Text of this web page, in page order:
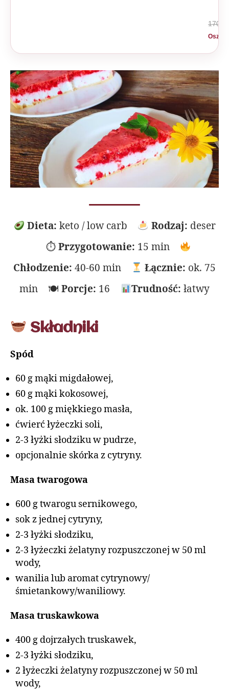
170 zł
Dieta: keto / low carb Rodzaj: deser
⏱ Przygotowanie: 15 min
Chłodzenie: 40-60 min Łącznie: ok. 75
min 🍽Porcje: 16 Trudność: łatwy
Składniki
Spód
60 g mąki migdałowej,
60 g mąki kokosowej,
ok. 100 g miękkiego masła,
ćwierć łyżeczki soli,
2-3 łyżki słodziku w pudrze,
opcjonalnie skórka z cytryny.
Masa twarogowa
600 g twarogu sernikowego,
sok z jednej cytryny,
2-3 łyżki słodziku,
2-3 łyżeczki żelatyny rozpuszczonej w 50 ml
wody,
wanilia lub aromat cytrynowy/
śmietankowy/waniliowy.
Masa truskawkowa
400 g dojrzałych truskawek,
2-3 łyżki słodziku,
2 łyżeczki żelatyny rozpuszczonej w 50 ml
wody,